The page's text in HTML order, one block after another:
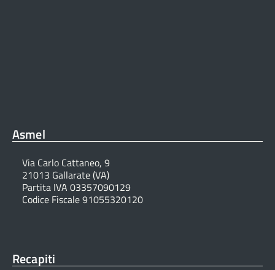
Asmel
Via Carlo Cattaneo, 9
21013 Gallarate (VA)
Partita IVA 03357090129
Codice Fiscale 91055320120
Recapiti